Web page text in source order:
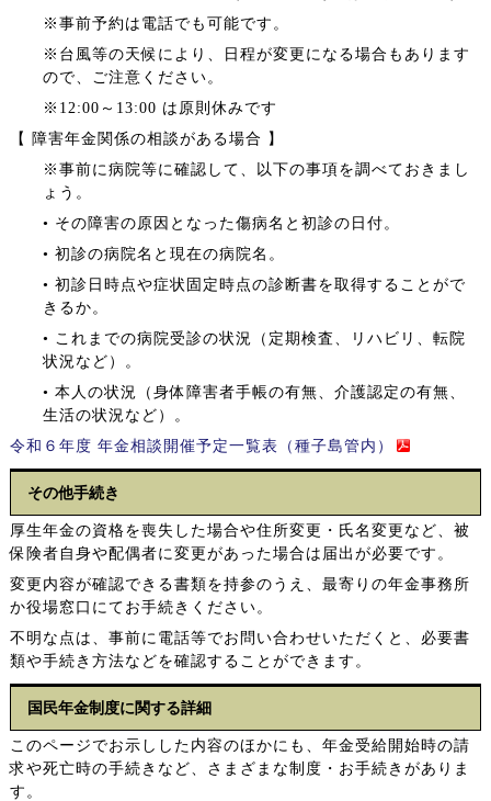
※事前予約は電話でも可能です。
※台風等の天候により、日程が変更になる場合もあります
ので、ご注意ください。
※12:00～13:00 は原則休みです
【 障害年金関係の相談がある場合 】
※事前に病院等に確認して、以下の事項を調べておきまし
ょう。
• その障害の原因となった傷病名と初診の日付。
• 初診の病院名と現在の病院名。
• 初診日時点や症状固定時点の診断書を取得することがで
きるか。
• これまでの病院受診の状況（定期検査、リハビリ、転院
状況など）。
• 本人の状況（身体障害者手帳の有無、介護認定の有無、
生活の状況など）。
令和６年度 年金相談開催予定一覧表（種子島管内）
その他手続き
厚生年金の資格を喪失した場合や住所変更・氏名変更など、被
保険者自身や配偶者に変更があった場合は届出が必要です。
変更内容が確認できる書類を持参のうえ、最寄りの年金事務所
か役場窓口にてお手続きください。
不明な点は、事前に電話等でお問い合わせいただくと、必要書
類や手続き方法などを確認することができます。
国民年金制度に関する詳細
このページでお示しした内容のほかにも、年金受給開始時の請
求や死亡時の手続きなど、さまざまな制度・お手続きがありま
す。